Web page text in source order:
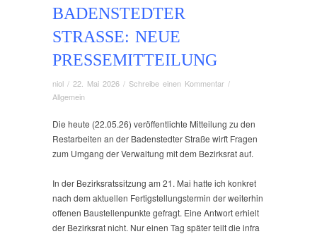
BADENSTEDTER
STRASSE: NEUE P
RESSEMITTEILUNG
niol / 22. Mai 2026 / Schreibe einen Kommentar /
Allgemein
Die heute (22.05.26) veröffentlichte Mitteilung zu den
Restarbeiten an der Badenstedter Straße wirft Fragen
zum Umgang der Verwaltung mit dem Bezirksrat auf.
In der Bezirksratssitzung am 21. Mai hatte ich konkret
nach dem aktuellen Fertigstellungstermin der weiterhin
offenen Baustellenpunkte gefragt. Eine Antwort erhielt
der Bezirksrat nicht. Nur einen Tag später teilt die infra